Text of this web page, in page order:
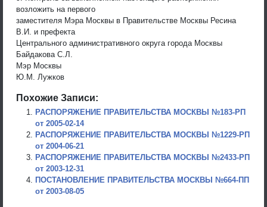
возложить на первого
заместителя Мэра Москвы в Правительстве Москвы Ресина
В.И. и префекта
Центрального административного округа города Москвы
Байдакова С.Л.
Мэр Москвы
Ю.М. Лужков
Похожие Записи:
РАСПОРЯЖЕНИЕ ПРАВИТЕЛЬСТВА МОСКВЫ №183-РП
от 2005-02-14
РАСПОРЯЖЕНИЕ ПРАВИТЕЛЬСТВА МОСКВЫ №1229-РП
от 2004-06-21
РАСПОРЯЖЕНИЕ ПРАВИТЕЛЬСТВА МОСКВЫ №2433-РП
от 2003-12-31
ПОСТАНОВЛЕНИЕ ПРАВИТЕЛЬСТВА МОСКВЫ №664-ПП
от 2003-08-05